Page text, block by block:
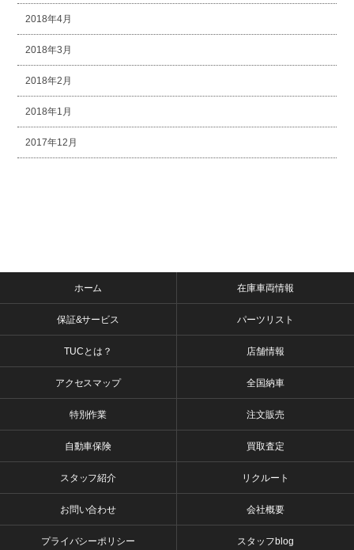
2018年4月
2018年3月
2018年2月
2018年1月
2017年12月
ホーム 在庫車両情報
保証&サービス パーツリスト
TUCとは？ 店舗情報
アクセスマップ 全国納車
特別作業 注文販売
自動車保険 買取査定
スタッフ紹介 リクルート
お問い合わせ 会社概要
プライバシーポリシー スタッフblog